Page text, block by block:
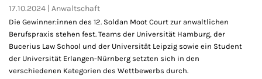
17.10.2024 Anwaltschaft
Die Gewinner:innen des 12. Soldan Moot Court zur anwaltlichen
Berufspraxis stehen fest. Teams der Universität Hamburg, der
Bucerius Law School und der Universität Leipzig sowie ein Student
der Universität Erlangen-Nürnberg setzten sich in den
verschiedenen Kategorien des Wettbewerbs durch.